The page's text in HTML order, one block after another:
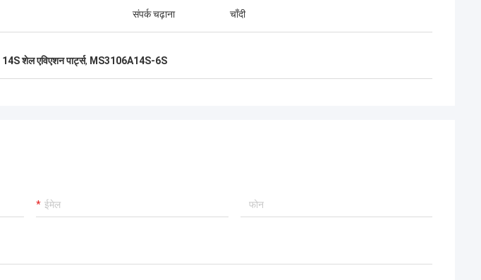
संपर्क चढ़ाना चाँदी
14S शेल एविएशन पार्ट्स, MS3106A14S-6S